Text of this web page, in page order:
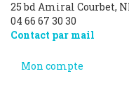
25 bd Amiral Courbet,
04 66 67 30 30
Contact par mail
Mon compte